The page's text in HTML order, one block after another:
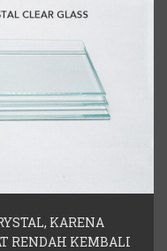
KARENA
RENDAH KEMBALI